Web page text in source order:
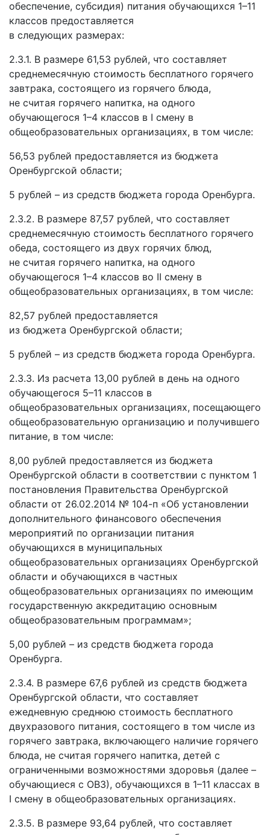
обеспечение, субсидия) питания обучающихся 1–11
классов предоставляется
в следующих размерах:
2.3.1. В размере 61,53 рублей, что составляет
среднемесячную стоимость бесплатного горячего
завтрака, состоящего из горячего блюда,
не считая горячего напитка, на одного
обучающегося 1–4 классов в I смену в
общеобразовательных организациях, в том числе:
56,53 рублей предоставляется из бюджета
Оренбургской области;
5 рублей – из средств бюджета города Оренбурга.
2.3.2. В размере 87,57 рублей, что составляет
среднемесячную стоимость бесплатного горячего
обеда, состоящего из двух горячих блюд,
не считая горячего напитка, на одного
обучающегося 1–4 классов во II смену в
общеобразовательных организациях, в том числе:
82,57 рублей предоставляется
из бюджета Оренбургской области;
5 рублей – из средств бюджета города Оренбурга.
2.3.3. Из расчета 13,00 рублей в день на одного
обучающегося 5–11 классов в
общеобразовательных организациях, посещающего
общеобразовательную организацию и получившего
питание, в том числе:
8,00 рублей предоставляется из бюджета
Оренбургской области в соответствии с пунктом 1
постановления Правительства Оренбургской
области от 26.02.2014 № 104-п «Об установлении
дополнительного финансового обеспечения
мероприятий по организации питания
обучающихся в муниципальных
общеобразовательных организациях Оренбургской
области и обучающихся в частных
общеобразовательных организациях по имеющим
государственную аккредитацию основным
общеобразовательным программам»;
5,00 рублей – из средств бюджета города
Оренбурга.
2.3.4. В размере 67,6 рублей из средств бюджета
Оренбургской области, что составляет
ежедневную среднюю стоимость бесплатного
двухразового питания, состоящего в том числе из
горячего завтрака, включающего наличие горячего
блюда, не считая горячего напитка, детей с
ограниченными возможностями здоровья (далее –
обучающиеся с ОВЗ), обучающихся в 1–11 классах в
I смену в общеобразовательных организациях.
2.3.5. В размере 93,64 рублей, что составляет